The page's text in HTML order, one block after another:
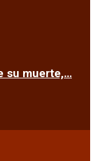
su muerte,…